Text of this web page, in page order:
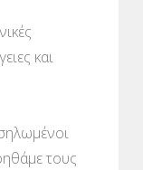
και
τους